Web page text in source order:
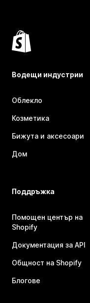
Водещи индустрии
Облекло
Козметика
Бижута и аксесоари
Дом
Поддръжка
Помощен център на
Shopify
Документация за API
Общност на Shopify
Блогове